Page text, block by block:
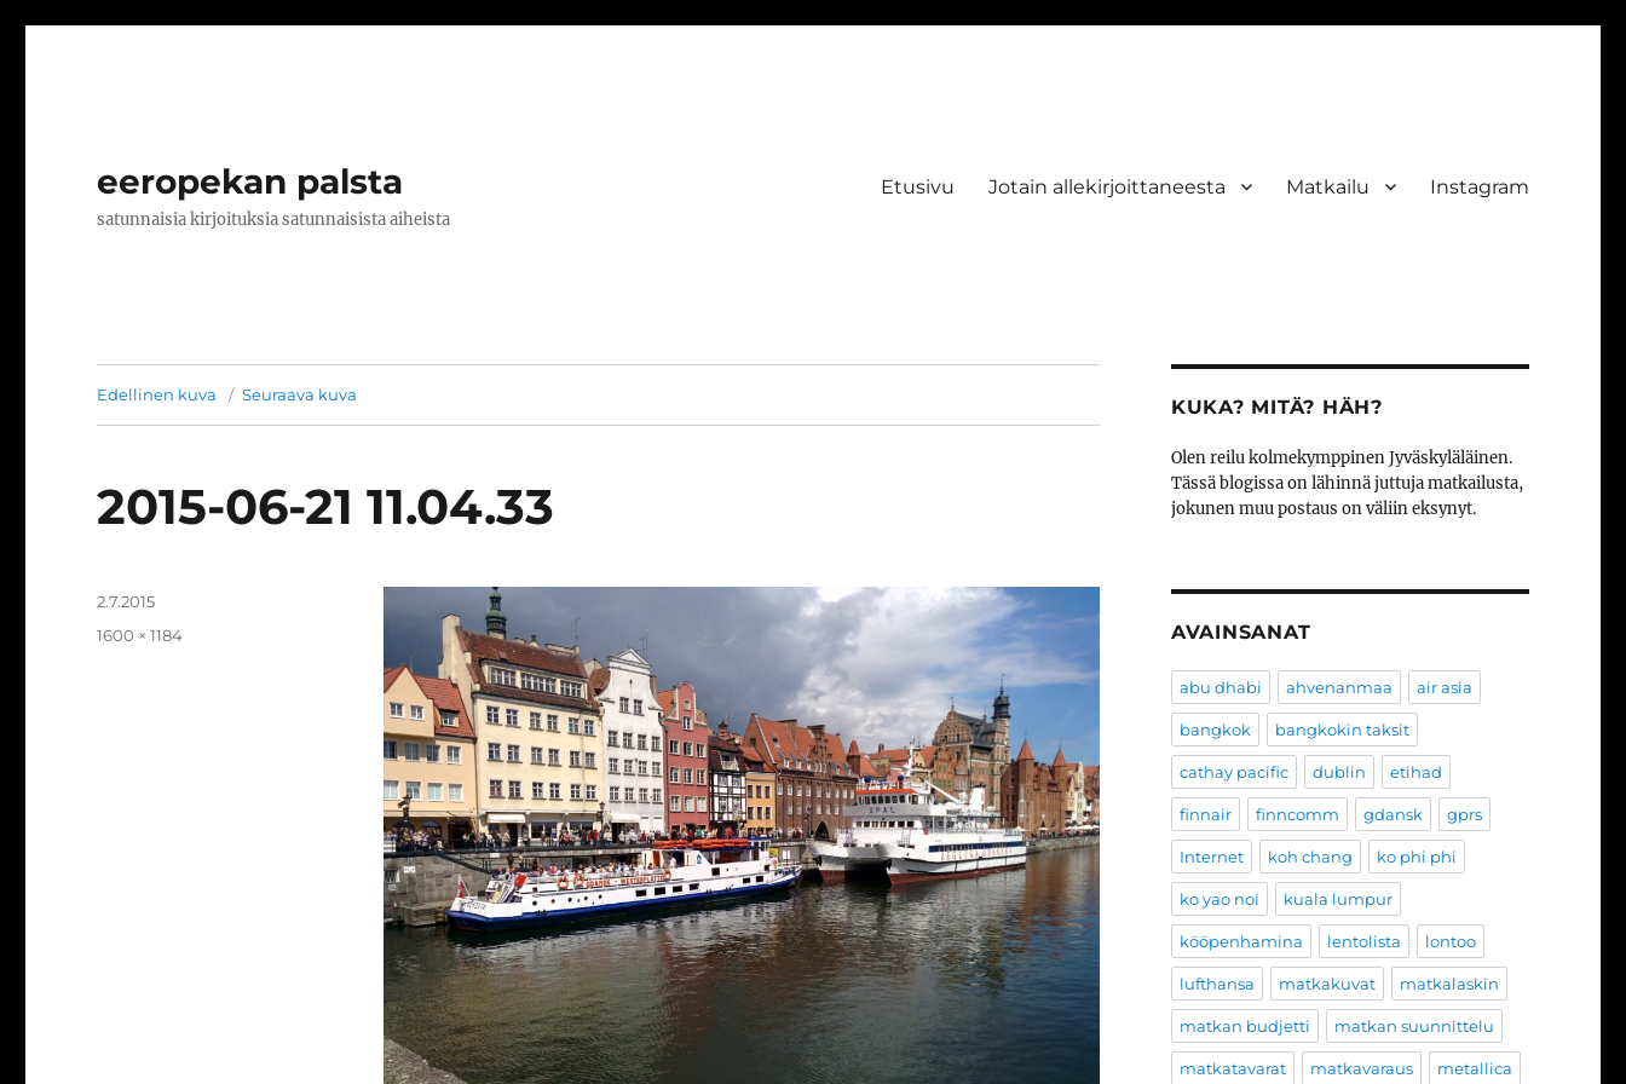
eeropekan palsta
satunnaisia kirjoituksia satunnaisista aiheista
Etusivu Jotain allekirjoittaneesta Matkailu Instagram
Edellinen kuva Seuraava kuva
2015-06-21 11.04.33
Julkaistu
2.7.2015
Täysikokoinen
1600 × 1184
KUKA? MITÄ? HÄH?
Olen reilu kolmekymppinen Jyväskyläläinen.
Tässä blogissa on lähinnä juttuja matkailusta,
jokunen muu postaus on väliin eksynyt.
AVAINSANAT
abu dhabi ahvenanmaa air asia
bangkok bangkokin taksit
cathay pacific dublin etihad
finnair finncomm gdansk gprs
Internet koh chang ko phi phi
ko yao noi kuala lumpur
kööpenhamina lentolista lontoo
lufthansa matkakuvat matkalaskin
matkan budjetti matkan suunnittelu
matkatavarat matkavaraus metallica